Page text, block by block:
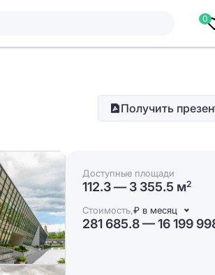
0
Получить
Доступные площади
112.3 — 3 355.5 м2
Стоимость,₽ в месяц
281 685.8 — 16 199